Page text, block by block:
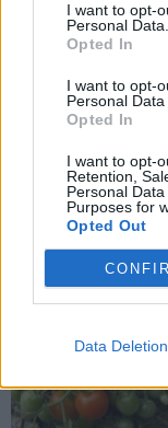
I want to opt-
Personal Data.
Opted In
I want to opt-
Personal Data
Opted In
I want to opt-
Retention,
Personal
Purposes for
Opted Out
Data Deletion
Gyvenimas
Trumpos
moterims po 50-
idėjos gaiviam ir